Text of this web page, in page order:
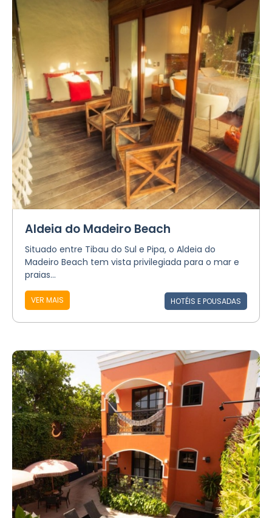
Aldeia do Madeiro Beach
Situado entre Tibau do Sul e Pipa, o Aldeia do
Madeiro Beach tem vista privilegiada para o mar e
praias...
VER MAIS HOTÉIS E POUSADAS